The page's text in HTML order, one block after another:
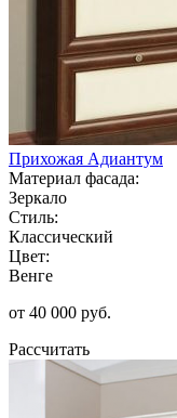
Прихожая Адиантум
Материал фасада:
Зеркало
Стиль:
Классический
Цвет:
Венге
от 40 000 руб.
Рассчитать